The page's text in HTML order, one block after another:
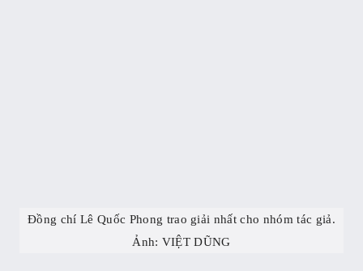
Đồng chí Lê Quốc Phong trao giải nhất cho nhóm tác giả.
Ảnh: VIỆT DŨNG